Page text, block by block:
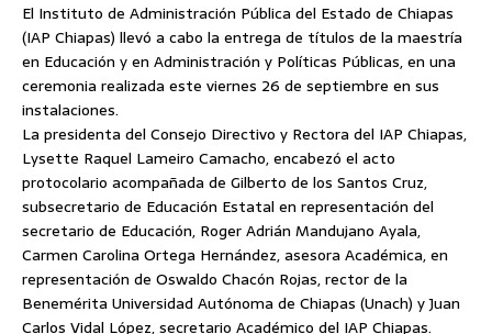
El Instituto de Administración Pública del Estado de Chiapas
(IAP Chiapas) llevó a cabo la entrega de títulos de la maestría
en Educación y en Administración y Políticas Públicas, en una
ceremonia realizada este viernes 26 de septiembre en sus
instalaciones.
La presidenta del Consejo Directivo y Rectora del IAP Chiapas,
Lysette Raquel Lameiro Camacho, encabezó el acto
protocolario acompañada de Gilberto de los Santos Cruz,
subsecretario de Educación Estatal en representación del
secretario de Educación, Roger Adrián Mandujano Ayala,
Carmen Carolina Ortega Hernández, asesora Académica, en
representación de Oswaldo Chacón Rojas, rector de la
Benemérita Universidad Autónoma de Chiapas (Unach) y Juan
Carlos Vidal López, secretario Académico del IAP Chiapas.